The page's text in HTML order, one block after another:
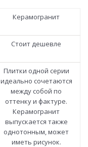
Керамогранит
Стоит дешевле
Плитки одной серии
идеально сочетаются
между собой по
оттенку и фактуре.
Керамогранит
выпускается также
однотонным, может
иметь рисунок.